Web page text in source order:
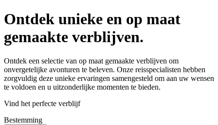
Ontdek unieke en op maat
gemaakte verblijven.
Ontdek een selectie van op maat gemaakte verblijven om
onvergetelijke avonturen te beleven. Onze reisspecialisten hebben
zorgvuldig deze unieke ervaringen samengesteld om aan uw wensen
te voldoen en u uitzonderlijke momenten te bieden.
Vind het perfecte verblijf
Bestemming